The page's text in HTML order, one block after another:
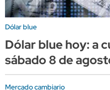
Dólar blue
Dólar blue hoy: a
sábado 8 de
Mercado cambiario